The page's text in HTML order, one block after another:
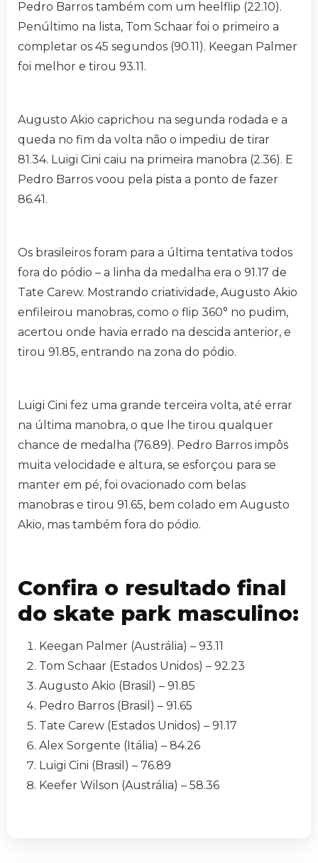
Pedro Barros também com um heelflip (22.10).
Penúltimo na lista, Tom Schaar foi o primeiro a
completar os 45 segundos (90.11). Keegan Palmer
foi melhor e tirou 93.11.
Augusto Akio caprichou na segunda rodada e a
queda no fim da volta não o impediu de tirar
81.34. Luigi Cini caiu na primeira manobra (2.36). E
Pedro Barros voou pela pista a ponto de fazer
86.41.
Os brasileiros foram para a última tentativa todos
fora do pódio – a linha da medalha era o 91.17 de
Tate Carew. Mostrando criatividade, Augusto Akio
enfileirou manobras, como o flip 360° no pudim,
acertou onde havia errado na descida anterior, e
tirou 91.85, entrando na zona do pódio.
Luigi Cini fez uma grande terceira volta, até errar
na última manobra, o que lhe tirou qualquer
chance de medalha (76.89). Pedro Barros impôs
muita velocidade e altura, se esforçou para se
manter em pé, foi ovacionado com belas
manobras e tirou 91.65, bem colado em Augusto
Akio, mas também fora do pódio.
Confira o resultado final
do skate park masculino:
Keegan Palmer (Austrália) – 93.11
Tom Schaar (Estados Unidos) – 92.23
Augusto Akio (Brasil) – 91.85
Pedro Barros (Brasil) – 91.65
Tate Carew (Estados Unidos) – 91.17
Alex Sorgente (Itália) – 84.26
Luigi Cini (Brasil) – 76.89
Keefer Wilson (Austrália) – 58.36